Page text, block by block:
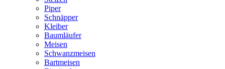
Piper
Schnäpper
Kleiber
Baumläufer
Meisen
Schwanzmeisen
Bartmeisen